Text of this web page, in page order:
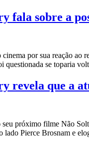
fala sobre a
por sua reação
questionada se toparia
revela que a
próximo filme Não
lado Pierce Brosnam e